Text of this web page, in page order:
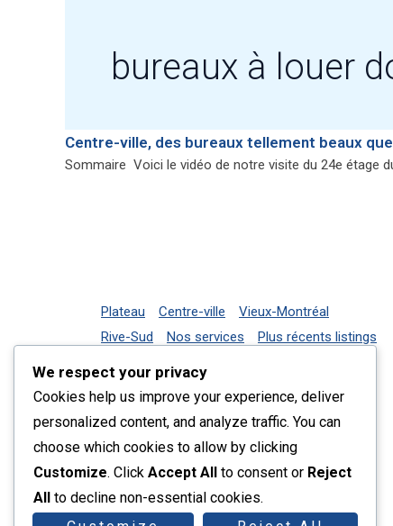
bureaux à louer
Centre-ville, des bureaux tellement beaux
Sommaire Voici le vidéo de notre visite du 24e étage
Plateau Centre-ville
Vieux-Montréal
Rive-Sud
Nos services
Plus récents listings
We respect your privacy
Cookies help us improve your experience, deliver
personalized content, and analyze traffic. You can
choose which cookies to allow by clicking
Customize. Click Accept All to consent or Reject
All to decline non-essential cookies.